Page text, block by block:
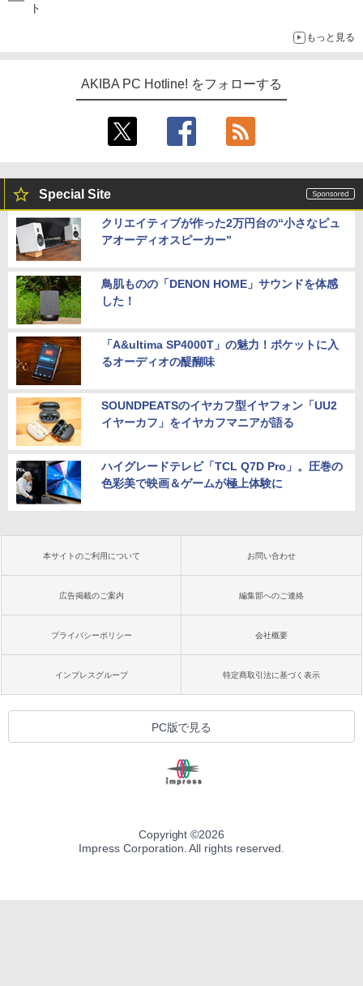
ト
もっと見る
AKIBA PC Hotline! をフォローする
Special Site
クリエイティブが作った2万円台の“小さなピュ
アオーディオスピーカー”
鳥肌ものの「DENON HOME」サウンドを体感
した！
「A&ultima SP4000T」の魅力！ポケットに入
るオーディオの醍醐味
SOUNDPEATSのイヤカフ型イヤフォン「UU2
イヤーカフ」をイヤカフマニアが語る
ハイグレードテレビ「TCL Q7D Pro」。圧巻の
色彩美で映画＆ゲームが極上体験に
本サイトのご利用について お問い合わせ
広告掲載のご案内 編集部へのご連絡
プライバシーポリシー 会社概要
インプレスグループ 特定商取引法に基づく表示
PC版で見る
Copyright ©2026
Impress Corporation. All rights reserved.